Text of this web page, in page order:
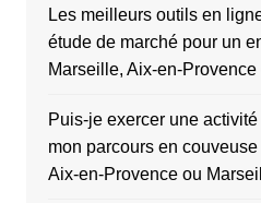
Les meilleurs outils en
étude de marché pour un
Marseille, Aix-en-Provence
Puis-je exercer une
mon parcours en couveuse
Aix-en-Provence ou